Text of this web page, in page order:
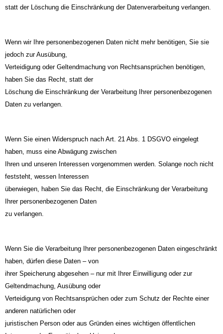
statt der Löschung die Einschränkung der Datenverarbeitung verlangen.
Wenn wir Ihre personenbezogenen Daten nicht mehr benötigen, Sie sie
jedoch zur Ausübung,
Verteidigung oder Geltendmachung von Rechtsansprüchen benötigen,
haben Sie das Recht, statt der
Löschung die Einschränkung der Verarbeitung Ihrer personenbezogenen
Daten zu verlangen.
Wenn Sie einen Widerspruch nach Art. 21 Abs. 1 DSGVO eingelegt
haben, muss eine Abwägung zwischen
Ihren und unseren Interessen vorgenommen werden. Solange noch nicht
feststeht, wessen Interessen
überwiegen, haben Sie das Recht, die Einschränkung der Verarbeitung
Ihrer personenbezogenen Daten
zu verlangen.
Wenn Sie die Verarbeitung Ihrer personenbezogenen Daten eingeschränkt
haben, dürfen diese Daten – von
ihrer Speicherung abgesehen – nur mit Ihrer Einwilligung oder zur
Geltendmachung, Ausübung oder
Verteidigung von Rechtsansprüchen oder zum Schutz der Rechte einer
anderen natürlichen oder
juristischen Person oder aus Gründen eines wichtigen öffentlichen